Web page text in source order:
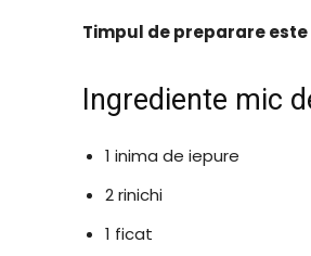
Timpul de preparare
Ingrediente mic
1 inima de iepure
2 rinichi
1 ficat